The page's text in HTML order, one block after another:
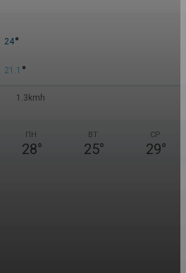
24°
21.1 °
1.3kmh
ПН
28°
ВТ
25°
СР
29°